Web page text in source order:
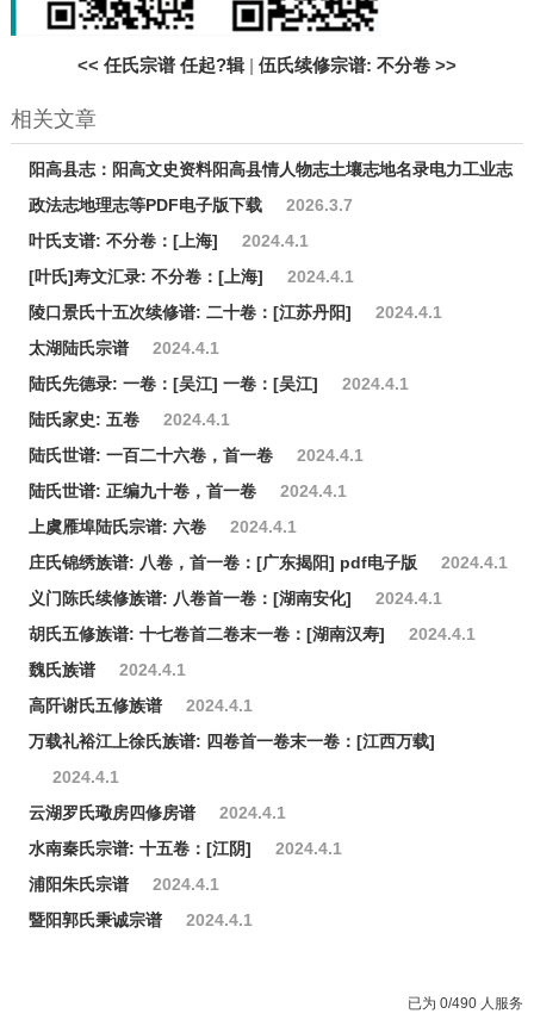
<< 任氏宗谱 任起?辑 | 伍氏续修宗谱: 不分卷>>
相关文章
阳高县志：阳高文史资料阳高县情人物志土壤志地名录电力工业志
政法志地理志等PDF电子版下载
2026.3.7
叶氏支谱: 不分卷：[上海]
2024.4.1
[叶氏]寿文汇录: 不分卷：[上海]
2024.4.1
陵口景氏十五次续修谱: 二十卷：[江苏丹阳]
2024.4.1
太湖陆氏宗谱
2024.4.1
陆氏先德录: 一卷：[吴江] 一卷：[吴江]
2024.4.1
陆氏家史: 五卷
2024.4.1
陆氏世谱: 一百二十六卷，首一卷
2024.4.1
陆氏世谱: 正编九十卷，首一卷
2024.4.1
上虞雁埠陆氏宗谱: 六卷
2024.4.1
庄氏锦绣族谱: 八卷，首一卷：[广东揭阳] pdf电子版
2024.4.1
义门陈氏续修族谱: 八卷首一卷：[湖南安化]
2024.4.1
胡氏五修族谱: 十七卷首二卷末一卷：[湖南汉寿]
2024.4.1
魏氏族谱
2024.4.1
高阡谢氏五修族谱
2024.4.1
万载礼裕江上徐氏族谱: 四卷首一卷末一卷：[江西万载]
2024.4.1
云湖罗氏璥房四修房谱
2024.4.1
水南秦氏宗谱: 十五卷：[江阴]
2024.4.1
浦阳朱氏宗谱
2024.4.1
暨阳郭氏秉诚宗谱
2024.4.1
已为 0/490 人服务